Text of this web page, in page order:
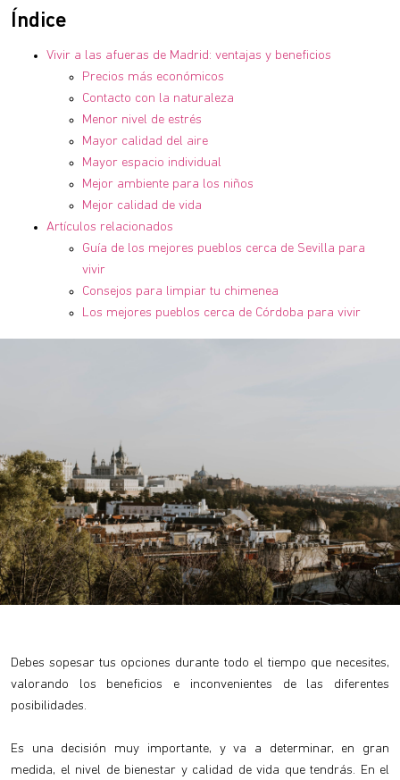
Índice
Vivir a las afueras de Madrid: ventajas y beneficios
Precios más económicos
Contacto con la naturaleza
Menor nivel de estrés
Mayor calidad del aire
Mayor espacio individual
Mejor ambiente para los niños
Mejor calidad de vida
Artículos relacionados
Guía de los mejores pueblos cerca de Sevilla para
vivir
Consejos para limpiar tu chimenea
Los mejores pueblos cerca de Córdoba para vivir
Debes sopesar tus opciones durante todo el tiempo que necesites,
valorando los beneficios e inconvenientes de las diferentes
posibilidades.
Es una decisión muy importante, y va a determinar, en gran
medida, el nivel de bienestar y calidad de vida que tendrás. En el